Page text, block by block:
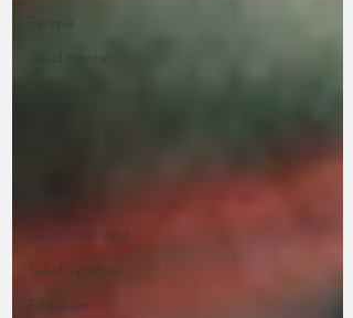
Salud mental
Salud emocional
Salud digestiva
Embarazo